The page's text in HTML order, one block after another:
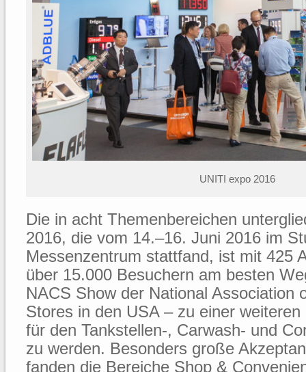
UNITI expo 2016
Die in acht Themenbereichen
2016, die vom 14.–16. Juni 2016 im
Messenzentrum stattfand, ist mit 425
über 15.000 Besuchern am besten
NACS Show der National Association
Stores in den USA – zu einer
für den Tankstellen-, Carwash- und
zu werden. Besonders große
fanden die Bereiche Shop &